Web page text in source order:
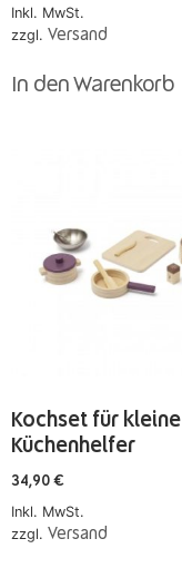
Inkl. MwSt.
zzgl. Versand
In den Warenkorb
Kochset für kleine
Küchenhelfer
34,90 €
Inkl. MwSt.
zzgl. Versand